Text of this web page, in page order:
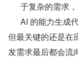
于复杂的需求
AI 的能力生成
但最关键的还是在
发需求最后都会流